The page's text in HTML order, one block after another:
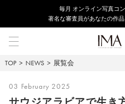
毎⽉ オンライン写真コ
著名な審査員があなたの作
TOP NEWS 展覧会
03 February 2025